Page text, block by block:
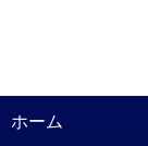
ホーム